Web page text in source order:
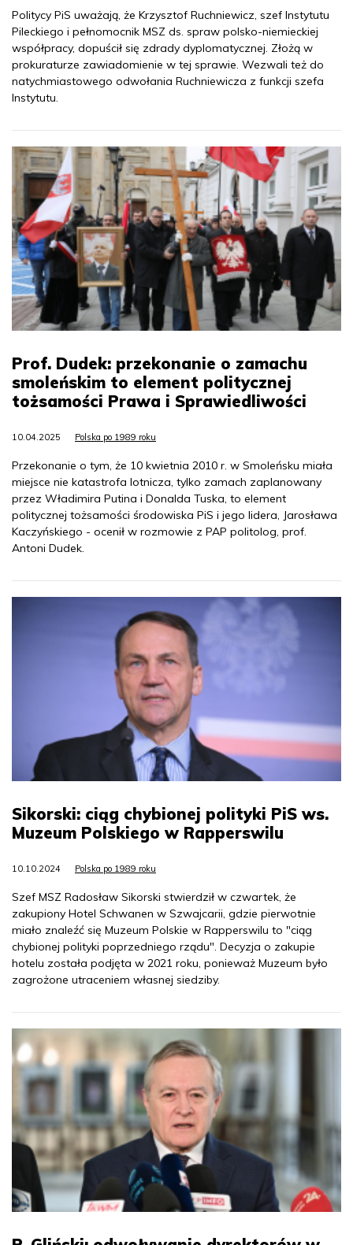
Politycy PiS uważają, że Krzysztof Ruchniewicz, szef Instytutu
Pileckiego i pełnomocnik MSZ ds. spraw polsko-niemieckiej
współpracy, dopuścił się zdrady dyplomatycznej. Złożą w
prokuraturze zawiadomienie w tej sprawie. Wezwali też do
natychmiastowego odwołania Ruchniewicza z funkcji szefa
Instytutu.
Prof. Dudek: przekonanie o zamachu
smoleńskim to element politycznej
tożsamości Prawa i Sprawiedliwości
10.04.2025 Polska po 1989 roku
Przekonanie o tym, że 10 kwietnia 2010 r. w Smoleńsku miała
miejsce nie katastrofa lotnicza, tylko zamach zaplanowany
przez Władimira Putina i Donalda Tuska, to element
politycznej tożsamości środowiska PiS i jego lidera, Jarosława
Kaczyńskiego - ocenił w rozmowie z PAP politolog, prof.
Antoni Dudek.
Sikorski: ciąg chybionej polityki PiS ws.
Muzeum Polskiego w Rapperswilu
10.10.2024 Polska po 1989 roku
Szef MSZ Radosław Sikorski stwierdził w czwartek, że
zakupiony Hotel Schwanen w Szwajcarii, gdzie pierwotnie
miało znaleźć się Muzeum Polskie w Rapperswilu to "ciąg
chybionej polityki poprzedniego rządu". Decyzja o zakupie
hotelu została podjęta w 2021 roku, ponieważ Muzeum było
zagrożone utraceniem własnej siedziby.